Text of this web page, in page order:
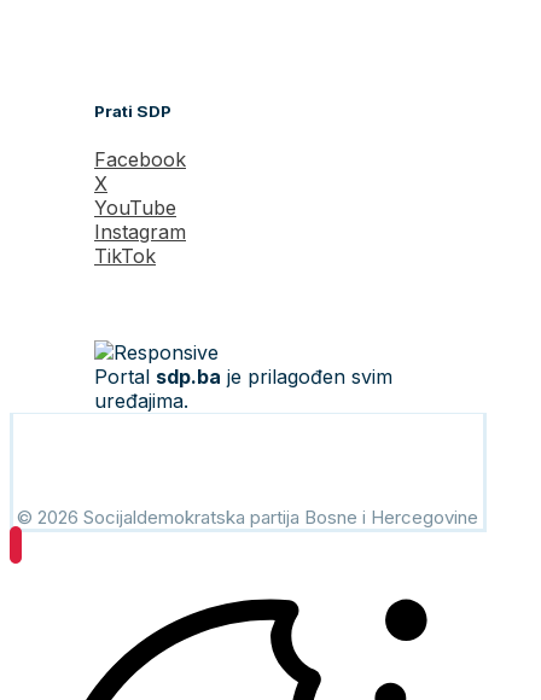
Prati SDP
Facebook
X
YouTube
Instagram
TikTok
Portal sdp.ba je prilagođen svim
uređajima.
© 2026 Socijaldemokratska partija Bosne i Hercegovine